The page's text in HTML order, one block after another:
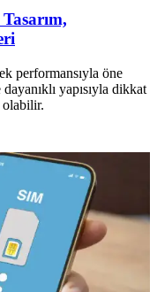
performansıyla öne
yapısıyla dikkat
olabilir.